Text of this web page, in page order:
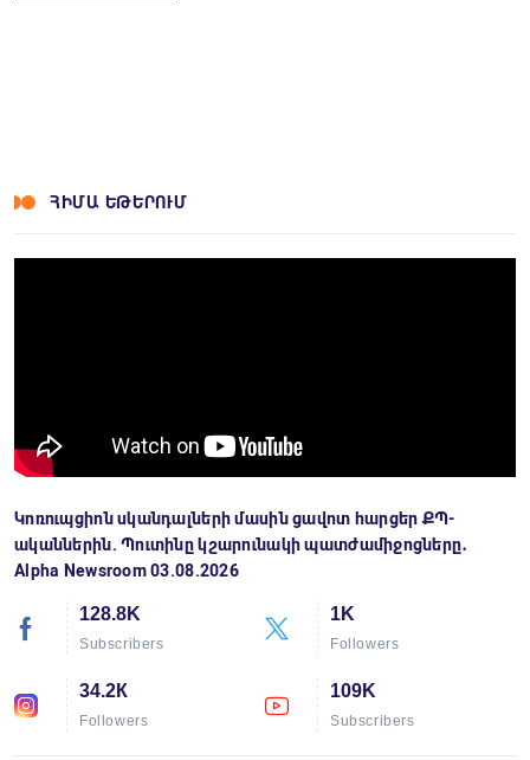
ՀԻՄԱ ԵԹԵՐՈՒՄ
Կոռուպցիոն սկանդալների մասին ցավոտ հարցեր ՔՊ-
ականներին. Պուտինը կշարունակի պատժամիջոցները․
Alpha Newsroom 03.08.2026
128.8K
Subscribers
1K
Followers
34.2К
Followers
109K
Subscribers